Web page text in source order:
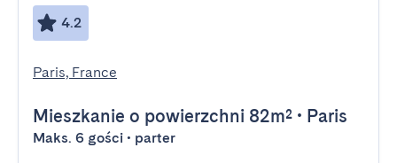
4.2
Paris, France
Mieszkanie o powierzchni 82m² • Paris
Maks. 6 gości • parter